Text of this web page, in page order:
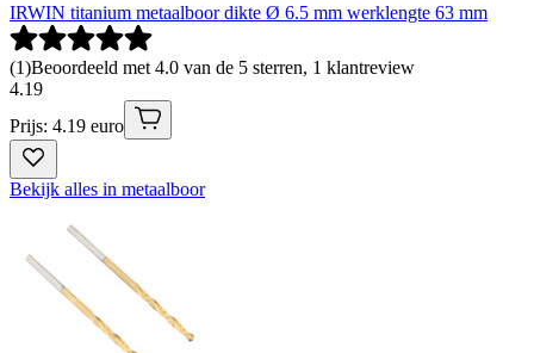
IRWIN titanium metaalboor dikte Ø 6.5 mm werklengte 63 mm
(1)Beoordeeld met 4.0 van de 5 sterren, 1 klantreview
4.19
Prijs: 4.19 euro
Bekijk alles in metaalboor